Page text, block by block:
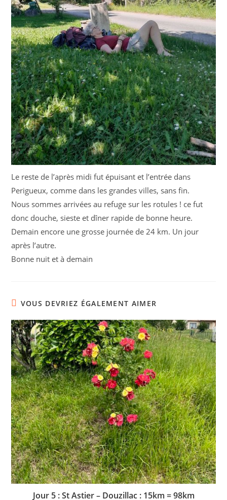
Le reste de l’après midi fut épuisant et l’entrée dans
Perigueux, comme dans les grandes villes, sans fin.
Nous sommes arrivées au refuge sur les rotules ! ce fut
donc douche, sieste et dîner rapide de bonne heure.
Demain encore une grosse journée de 24 km. Un jour
après l’autre.
Bonne nuit et à demain
VOUS DEVRIEZ ÉGALEMENT AIMER
Jour 5 : St Astier – Douzillac : 15km = 98km